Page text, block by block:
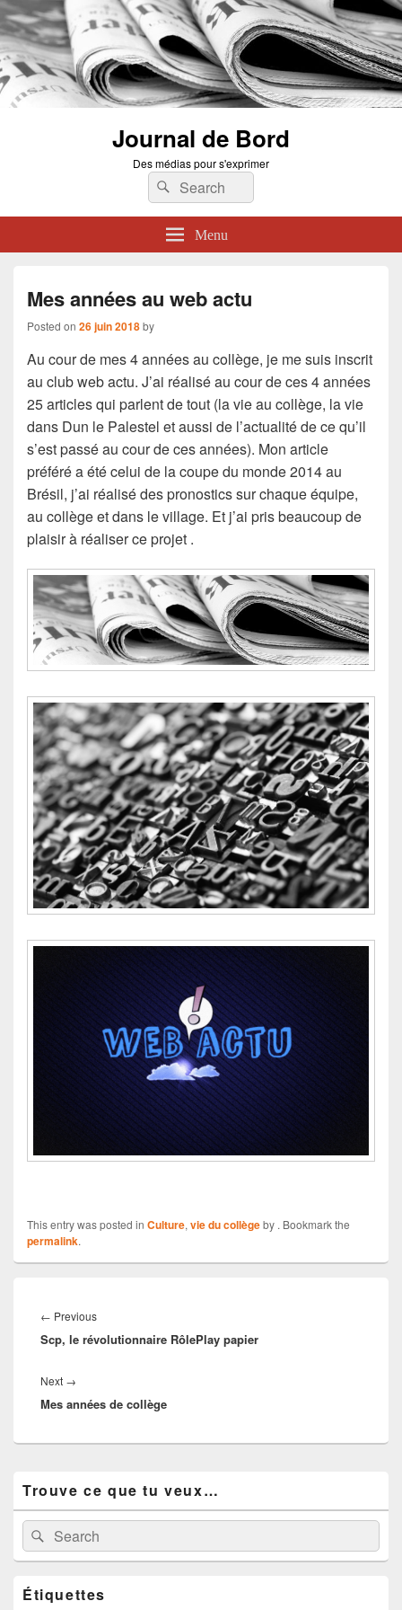
Journal de Bord
Des médias pour s'exprimer
Search
for:
Search
Menu
Mes années au web actu
Posted on 26 juin 2018by
Au cour de mes 4 années au collège, je me suis inscrit
au club web actu. J’ai réalisé au cour de ces 4 années
25 articles qui parlent de tout (la vie au collège, la vie
dans Dun le Palestel et aussi de l’actualité de ce qu’il
s’est passé au cour de ces années). Mon article
préféré a été celui de la coupe du monde 2014 au
Brésil, j’ai réalisé des pronostics sur chaque équipe,
au collège et dans le village. Et j’ai pris beaucoup de
plaisir à réaliser ce projet .
This entry was posted in Culture, vie du collègeby . Bookmark the
permalink.
de
l’article
← PreviousPrevious
post:
Scp, le révolutionnaire RôlePlay papier
Next →
post:
Mes années de collège
Sidebar
Widget
Area
Trouve ce que tu veux…
Search
for:
Search
Étiquettes